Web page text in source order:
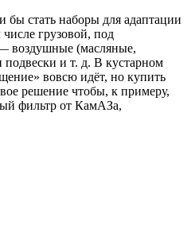
бы стать наборы для адаптации
грузовой, под
воздушные (масляные,
подвески и т. д. В кустарном
вовсю идёт, но купить
решение чтобы, к примеру,
фильтр от КамАЗа,